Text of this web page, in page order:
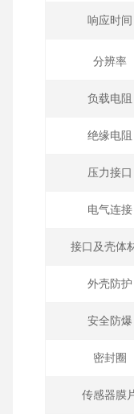
响应时间
分辨率
负载电阻
绝缘电阻
压力接口
电气连接
接口及壳体
外壳防护
安全防爆
密封圈
传感器膜